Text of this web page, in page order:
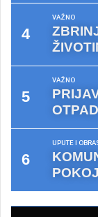
VAŽNO
VAŽNO
OTPAD
UPUTE I